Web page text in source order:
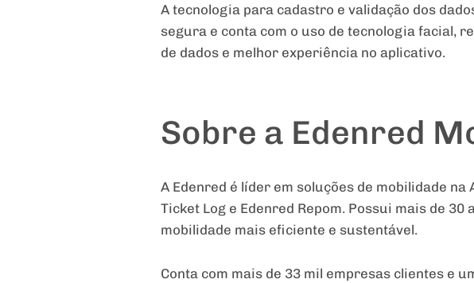
A tecnologia para cadastro e validação dos
segura e conta com o uso de tecnologia facial,
de dados e melhor experiência no aplicativo.
Sobre a Edenred
A Edenred é líder em soluções de mobilidade
Ticket Log e Edenred Repom. Possui mais de
mobilidade mais eficiente e sustentável.
Conta com mais de 33 mil empresas clientes e